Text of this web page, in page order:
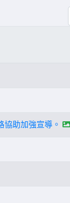
助加強宣導。